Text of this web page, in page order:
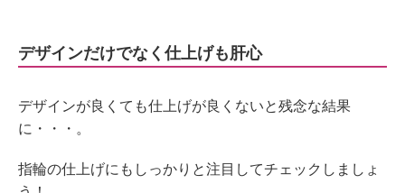
デザインだけでなく仕上げも肝心
デザインが良くても仕上げが良くないと残念な結果
に・・・。
指輪の仕上げにもしっかりと注目してチェックしましょ